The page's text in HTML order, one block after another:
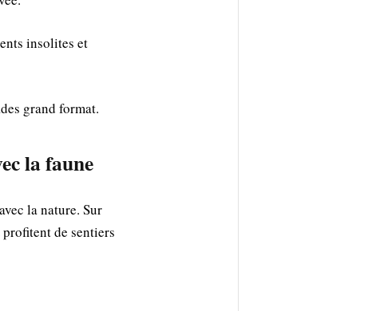
insolites et
grand format.
la faune
la nature. Sur
de sentiers